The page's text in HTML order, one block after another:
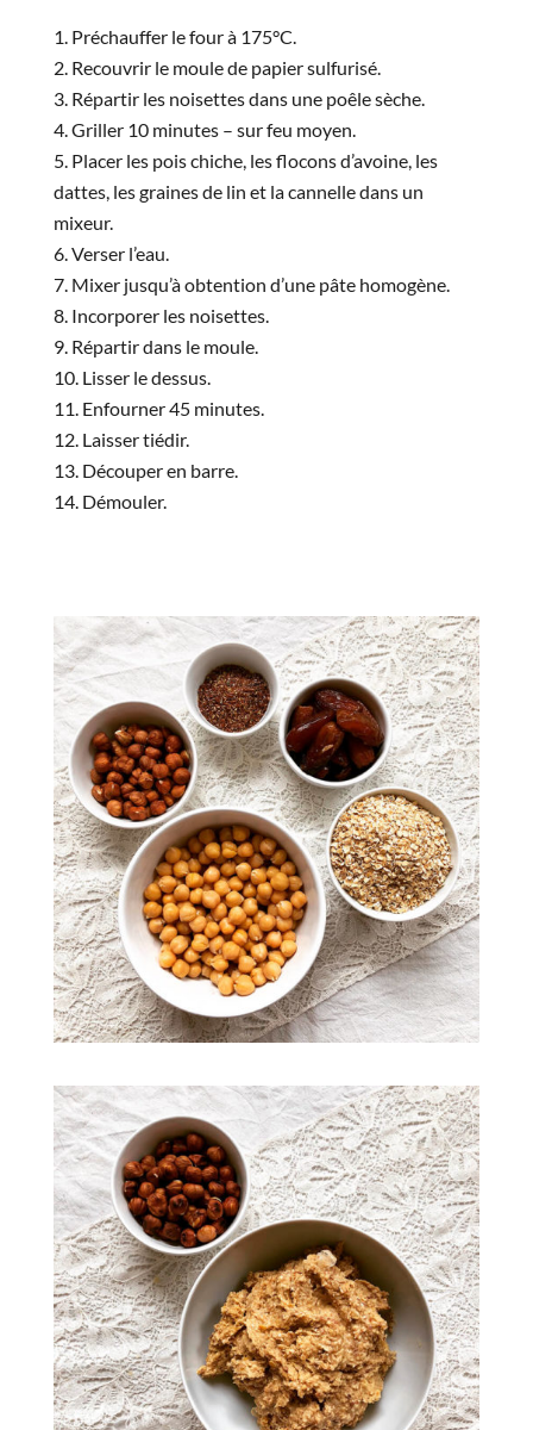
Préchauffer le four à 175°C.
Recouvrir le moule de papier sulfurisé.
Répartir les noisettes dans une poêle sèche.
Griller 10 minutes – sur feu moyen.
Placer les pois chiche, les flocons d’avoine, les
dattes, les graines de lin et la cannelle dans un
mixeur.
Verser l’eau.
Mixer jusqu’à obtention d’une pâte homogène.
Incorporer les noisettes.
Répartir dans le moule.
Lisser le dessus.
Enfourner 45 minutes.
Laisser tiédir.
Découper en barre.
Démouler.